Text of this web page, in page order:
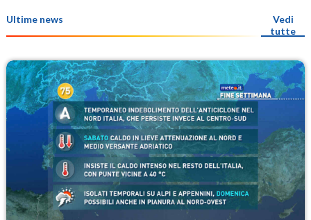
Ultime news
Vedi
tutte